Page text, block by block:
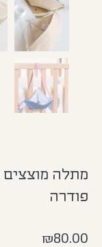
מתלה מוצצים
פודרה
₪80.00